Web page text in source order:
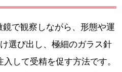
で観察しながら、形態や運
選び出し、極細のガラス針
して受精を促す方法です。